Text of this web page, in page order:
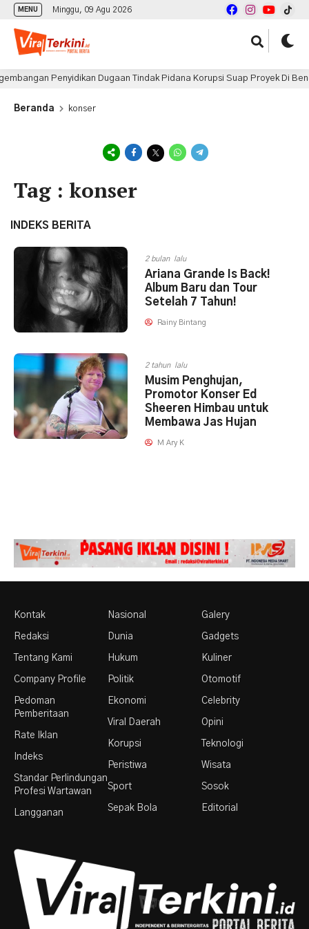
MENU Minggu, 09 Agu 2026
Penyidikan Dugaan Tindak Pidana Korupsi Suap Proyek Di
Beranda konser
Tag : konser
INDEKS BERITA
2 bulan lalu
Ariana Grande Is Back!
Album Baru dan Tour
Setelah 7 Tahun!
Rainy Bintang
2 tahun lalu
Musim Penghujan,
Promotor Konser Ed
Sheeren Himbau untuk
Membawa Jas Hujan
M Ary K
Kontak
Redaksi
Tentang Kami
Company Profile
Pedoman
Pemberitaan
Rate Iklan
Indeks
Standar Perlindungan
Profesi Wartawan
Langganan
Nasional
Dunia
Hukum
Politik
Ekonomi
Viral Daerah
Korupsi
Peristiwa
Sport
Sepak Bola
Galery
Gadgets
Kuliner
Otomotif
Celebrity
Opini
Teknologi
Wisata
Sosok
Editorial